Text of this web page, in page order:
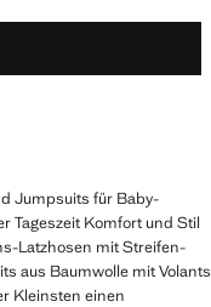
Jumpsuits für Baby-
Tageszeit Komfort und Stil
Latzhosen mit Streifen-
aus Baumwolle mit Volants
Kleinsten einen